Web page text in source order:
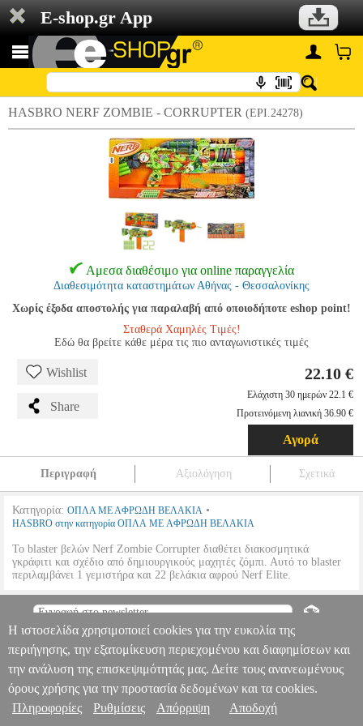
E-shop.gr App
HASBRO NERF ZOMBIE - CORRUPTER (EPI.24278)
Αμεσα διαθέσιμο για online παραγγελία
Διαθεσιμότητα καταστημάτων Αθήνας - Θεσσαλονίκης
Χωρίς έξοδα αποστολής για παραλαβή από οποιοδήποτε eshop point!
Σταθερά Χαμηλές Τιμές!
Εδώ θα βρείτε κάθε μέρα τις πιο ανταγωνιστικές τιμές
Wishlist
Share
22.10 €
Ελάχιστη 30 ημερών 22.1 €
Προτεινόμενη λιανική 36.90 €
Αγορά
Περιγραφή Αξιολόγηση Σχετικά
Κατηγορία: ΟΠΛΑ ΜΕ ΑΦΡΩΔΗ ΒΕΛΑΚΙΑ •
HASBRO στην κατηγορία ΟΠΛΑ ΜΕ ΑΦΡΩΔΗ ΒΕΛΑΚΙΑ
Το blaster βελών Nerf Zombie Corrupter διαθέτει διακοσμητικά
γκράφιτι και σχέδιο από δημιουργικούς μαχητές ζόμπι. Αυτό το blaster
περιλαμβάνει 1 γεμιστήρα και 22 βελάκια αφρού Nerf Elite.
HASBRO HASBRO ΟΠΛΑ ΜΕ ΑΦΡΩΔΗ ΒΕΛΑΚΙΑ
Κατηγορία:
ΟΠΛΑ ΜΕ ΑΦΡΩΔΗ ΒΕΛΑΚΙΑ •HASBRO στην κατηγορία
ΟΠΛΑ ΜΕ ΑΦΡΩΔΗ ΒΕΛΑΚΙΑ Το blaster βελών Nerf Zombie
Corrupter διαθέτει διακοσμητικά γκράφιτι και σχέδιο από
δημιουργικούς μαχητές ζόμπι. Αυτό το blaster περιλαμβάνει 1
γεμιστήρα και 22 βελάκια αφρού Nerf Elite.HASBRO NERF
ZOMBIE - CORRUPTER
22.10
Πληροφορίες & Υπηρεσίες >
Η ιστοσελίδα χρησιμοποιεί cookies για την ευκολία της
περιήγησης, την εξατομίκευση περιεχομένου και διαφημίσεων και
την ανάλυση της επισκεψιμότητάς μας. Δείτε τους ανανεωμένους
όρους χρήσης για την προστασία δεδομένων και τα cookies.
Πληροφορίες
Ρυθμίσεις Απόρριψη Αποδοχή